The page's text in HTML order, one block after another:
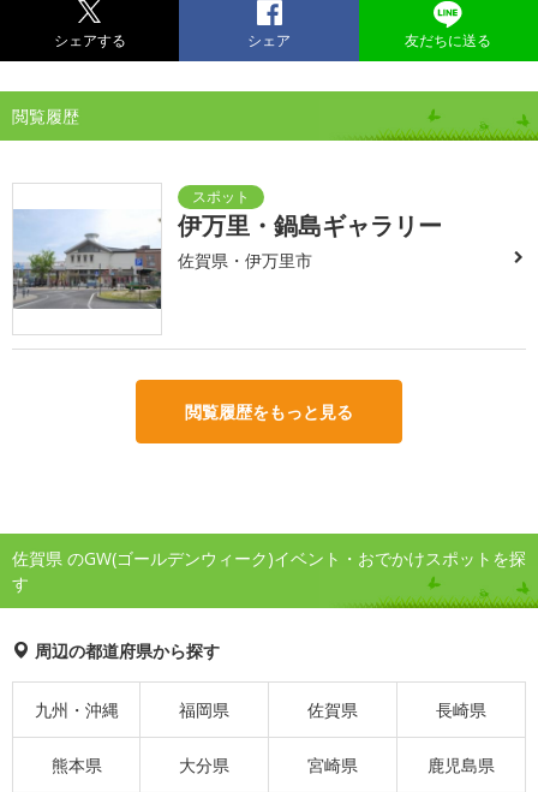
シェアする シェア 友だちに送る
閲覧履歴
伊万里・鍋島ギャラリー
佐賀県・伊万里市
閲覧履歴をもっと見る
佐賀県 のGW(ゴールデンウィーク)イベント・おでかけスポットを探
す
周辺の都道府県から探す
九州・沖縄 福岡県 佐賀県 長崎県
熊本県 大分県 宮崎県 鹿児島県